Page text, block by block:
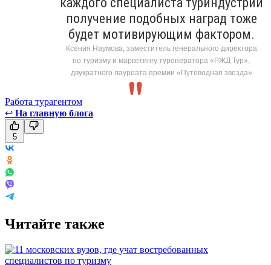
получение подобных наград тоже
будет мотивирующим фактором.
Ксения Наумова, заместитель генерального директора
по туризму и маркетингу туроператора «РЖД Тур»,
двукратного лауреата премии «Путеводная звезда»
Работа турагентом
↩ На главную блога
5
Читайте также